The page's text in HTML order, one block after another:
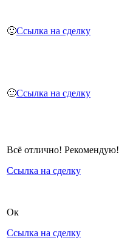
🙂Ссылка на сделку
🙂Ссылка на сделку
Всё отлично! Рекомендую!
Ссылка на сделку
Ок
Ссылка на сделку